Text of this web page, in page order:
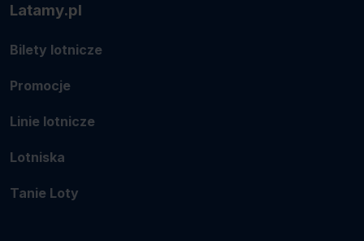
Latamy.pl
Bilety lotnicze
Promocje
Linie lotnicze
Lotniska
Tanie Loty